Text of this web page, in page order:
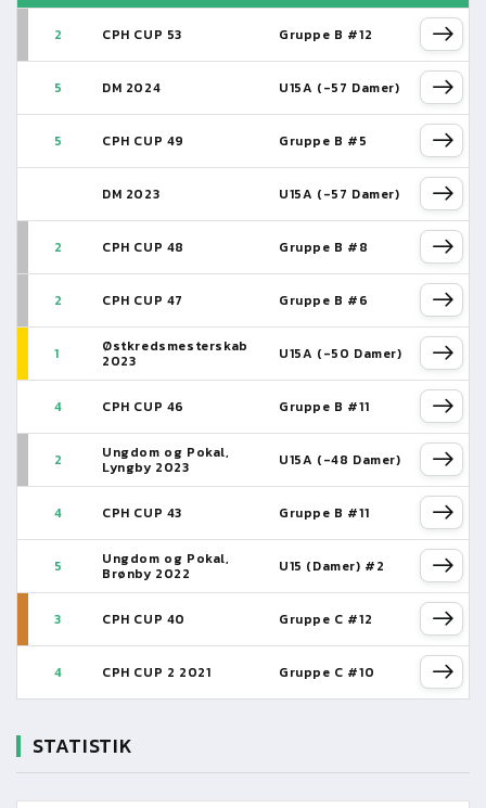
2 CPH CUP 53 Gruppe B #12
5 DM 2024 U15A (-57 Damer)
5 CPH CUP 49 Gruppe B #5
DM 2023 U15A (-57 Damer)
2 CPH CUP 48 Gruppe B #8
2 CPH CUP 47 Gruppe B #6
1 Østkredsmesterskab
2023 U15A (-50 Damer)
4 CPH CUP 46 Gruppe B #11
2 Ungdom og Pokal,
Lyngby 2023 U15A (-48 Damer)
4 CPH CUP 43 Gruppe B #11
5 Ungdom og Pokal,
Brønby 2022 U15 (Damer) #2
3 CPH CUP 40 Gruppe C #12
4 CPH CUP 2 2021 Gruppe C #10
STATISTIK